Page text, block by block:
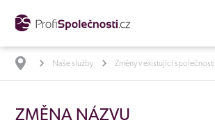
Naše služby Změny v existující společnosti
ZMĚNA NÁZVU